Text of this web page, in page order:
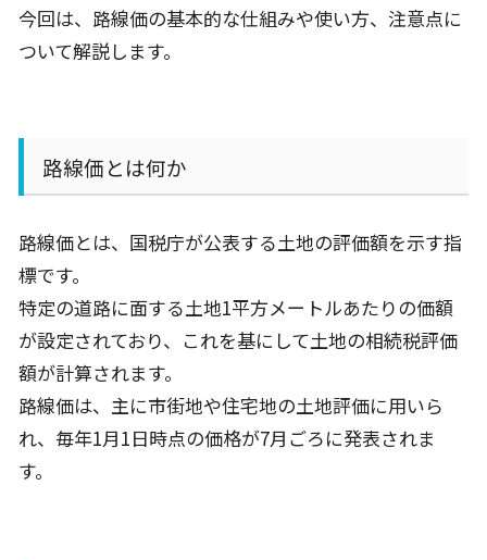
今回は、路線価の基本的な仕組みや使い方、注意点に
ついて解説します。
路線価とは何か
路線価とは、国税庁が公表する土地の評価額を示す指
標です。
特定の道路に面する土地1平方メートルあたりの価額
が設定されており、これを基にして土地の相続税評価
額が計算されます。
路線価は、主に市街地や住宅地の土地評価に用いら
れ、毎年1月1日時点の価格が7月ごろに発表されま
す。